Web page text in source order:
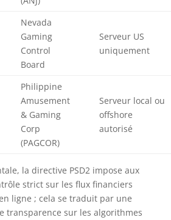
Nevada
Gaming
Control
Board
Serveur US
uniquement
Philippine
Amusement
& Gaming
Corp
(PAGCOR)
Serveur local ou
offshore
autorisé
la directive PSD2 impose aux
strict sur les flux financiers
ligne ; cela se traduit par une
transparence sur les algorithmes